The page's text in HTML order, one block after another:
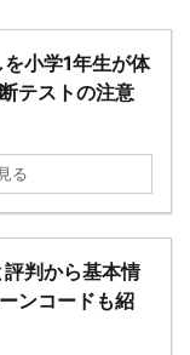
小学1年生が体
テストの注意
る
判から基本情
ンコードも紹